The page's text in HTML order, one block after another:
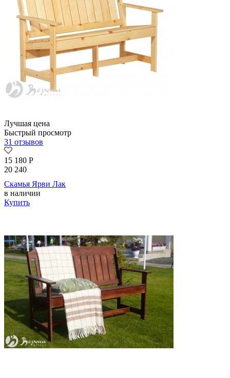
Лучшая цена
Быстрый просмотр
31 отзывов
15 180 Р
20 240
Скамья Ярви Лак
в наличии
Купить